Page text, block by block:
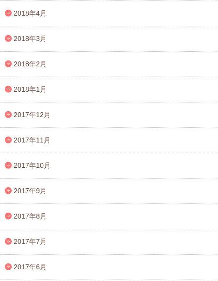
2018年4月
2018年3月
2018年2月
2018年1月
2017年12月
2017年11月
2017年10月
2017年9月
2017年8月
2017年7月
2017年6月